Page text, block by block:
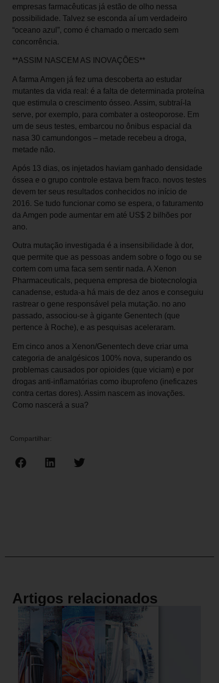
empresas farmacêuticas já estão de olho nessa
possibilidade. Talvez se esconda aí um verdadeiro
“oceano azul”, como é chamado o mercado sem
concorrência.
**ASSIM NASCEM AS INOVAÇÕES**
A farma Amgen já fez uma descoberta ao estudar
mutantes da vida real: é a falta de determinada proteína
que estimula o crescimento ósseo. Assim, subtraí-la
serve, por exemplo, para combater a osteoporose. Em
um de seus testes, embarcou no ônibus espacial da
nasa 30 camundongos – metade recebeu a droga,
metade não.
Após 13 dias, os injetados haviam ganhado densidade
óssea e o grupo controle estava bem fraco. novos testes
devem ter seus resultados conhecidos no início de
2016. Se tudo funcionar como se espera, o faturamento
da Amgen pode aumentar em até US$ 2 bilhões por
ano.
Outra mutação investigada é a insensibilidade à dor,
que permite que as pessoas andem sobre o fogo ou se
cortem com uma faca sem sentir nada. A Xenon
Pharmaceuticals, pequena empresa de biotecnologia
canadense, estuda-a há mais de dez anos e conseguiu
rastrear o gene responsável pela mutação. no ano
passado, associou-se à gigante Genentech (que
pertence à Roche), e as pesquisas aceleraram.
Em cinco anos a Xenon/Genentech deve criar uma
categoria de analgésicos 100% nova, superando os
problemas causados por opioides (que viciam) e por
drogas anti-inflamatórias como ibuprofeno (ineficazes
contra certas dores). Assim nascem as inovações.
Como nascerá a sua?
Compartilhar:
Artigos relacionados